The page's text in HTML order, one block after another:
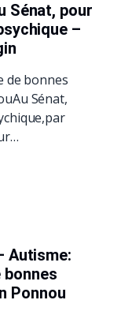
Sénat, pour
–
de bonnes
Sénat,
Autisme:
bonnes
Ponnou